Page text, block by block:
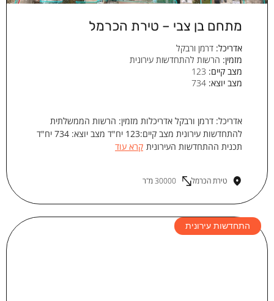
מתחם בן צבי – טירת הכרמל
אדריכל: דרמן ורבקל
מזמין: הרשות להתחדשות עירונית
מצב קיים:
מצב יוצא:
אדריכל: דרמן ורבקל אדריכלות מזמין: הרשות הממשלתית
להתחדשות עירונית מצב קיים:123 יח"ד מצב יוצא: 734 יח"ד
תכנית ההתחדשות העירונית קרא עוד
טירת הכרמל 30000 מ"ר
התחדשות עירונית